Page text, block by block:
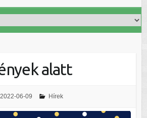
alatt
2022-06-09 Hírek